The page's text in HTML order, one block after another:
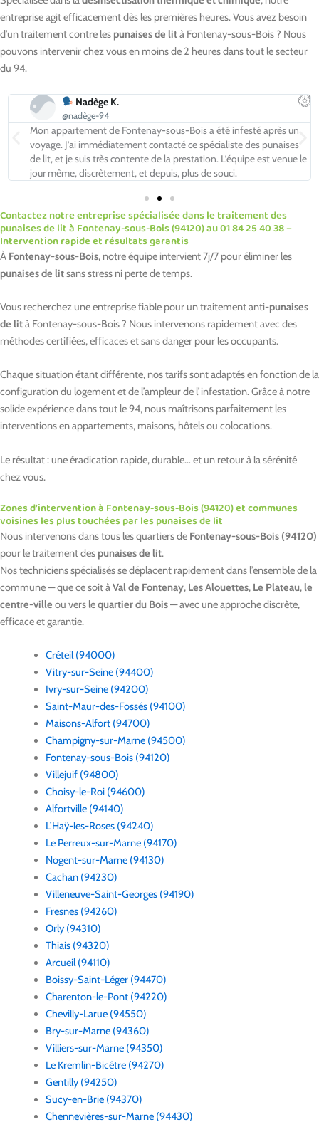
entreprise agit efficacement dès les premières heures. Vous avez besoin
d’un traitement contre les punaises de lità Fontenay-sous-Bois ? Nous
pouvons intervenir chez vous en moins de 2 heures dans tout le secteur
du 94.
Nadège K.
@nadège-94
Mon appartement de Fontenay-sous-Bois a été infesté après un
voyage. J’ai immédiatement contacté ce spécialiste des punaises
de lit, et je suis très contente de la prestation. L’équipe est venue le
jour même, discrètement, et depuis, plus de souci.
Contactez notre entreprise spécialisée dans le traitement des
punaises de lit à Fontenay-sous-Bois (94120) au 01 84 25 40 38 –
Intervention rapide et résultats garantis
À Fontenay-sous-Bois, notre équipe intervient 7j/7 pour éliminer les
punaises de litsans stress ni perte de temps.
Vous recherchez une entreprise fiable pour un traitement anti-punaises
de lità Fontenay-sous-Bois ? Nous intervenons rapidement avec des
méthodes certifiées, efficaces et sans danger pour les occupants.
Chaque situation étant différente, nos tarifs sont adaptés en fonction de la
configuration du logement et de l’ampleur de l’infestation. Grâce à notre
solide expérience dans tout le 94, nous maîtrisons parfaitement les
interventions en appartements, maisons, hôtels ou colocations.
Le résultat : une éradication rapide, durable… et un retour à la sérénité
chez vous.
Zones d’intervention à Fontenay-sous-Bois (94120) et communes
voisines les plus touchées par les punaises de lit
Nous intervenons dans tous les quartiers de Fontenay-sous-Bois (94120)
pour le traitement des punaises de lit.
Nos techniciens spécialisés se déplacent rapidement dans l’ensemble de la
commune — que ce soit àVal de Fontenay, Les Alouettes, Le Plateau, le
centre-ville ou vers lequartier du Bois— avec une approche discrète,
efficace et garantie.
Créteil (94000)
Vitry-sur-Seine (94400)
Ivry-sur-Seine (94200)
Saint-Maur-des-Fossés (94100)
Maisons-Alfort (94700)
Champigny-sur-Marne (94500)
Fontenay-sous-Bois (94120)
Villejuif (94800)
Choisy-le-Roi (94600)
Alfortville (94140)
L’Haÿ-les-Roses (94240)
Le Perreux-sur-Marne (94170)
Nogent-sur-Marne (94130)
Cachan (94230)
Villeneuve-Saint-Georges (94190)
Fresnes (94260)
Orly (94310)
Thiais (94320)
Arcueil (94110)
Boissy-Saint-Léger (94470)
Charenton-le-Pont (94220)
Chevilly-Larue (94550)
Bry-sur-Marne (94360)
Villiers-sur-Marne (94350)
Le Kremlin-Bicêtre (94270)
Gentilly (94250)
Sucy-en-Brie (94370)
Chennevières-sur-Marne (94430)